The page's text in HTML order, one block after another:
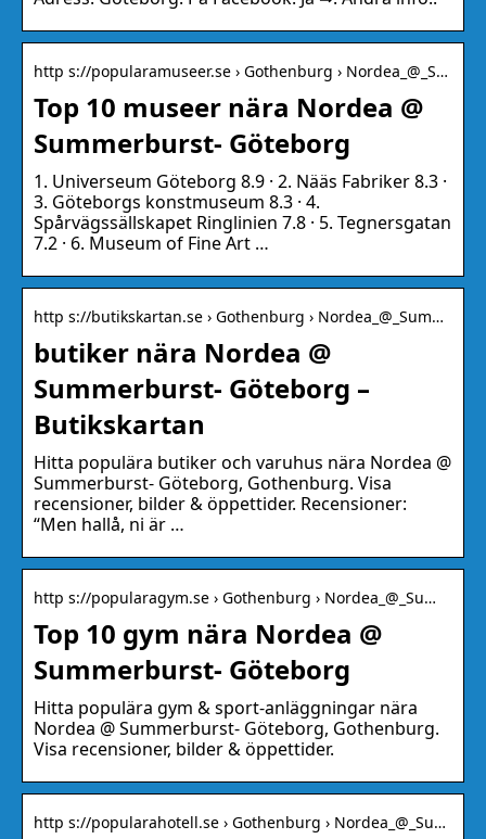
http s://popularamuseer.se › Gothenburg › Nordea_@_S…
Top 10 museer nära Nordea @
Summerburst- Göteborg
1. Universeum Göteborg 8.9 · 2. Nääs Fabriker 8.3 ·
3. Göteborgs konstmuseum 8.3 · 4.
Spårvägssällskapet Ringlinien 7.8 · 5. Tegnersgatan
7.2 · 6. Museum of Fine Art …
http s://butikskartan.se › Gothenburg › Nordea_@_Sum…
butiker nära Nordea @
Summerburst- Göteborg –
Butikskartan
Hitta populära butiker och varuhus nära Nordea @
Summerburst- Göteborg, Gothenburg. Visa
recensioner, bilder & öppettider. Recensioner:
“Men hallå, ni är …
http s://popularagym.se › Gothenburg › Nordea_@_Su…
Top 10 gym nära Nordea @
Summerburst- Göteborg
Hitta populära gym & sport-anläggningar nära
Nordea @ Summerburst- Göteborg, Gothenburg.
Visa recensioner, bilder & öppettider.
http s://popularahotell.se › Gothenburg › Nordea_@_Su…